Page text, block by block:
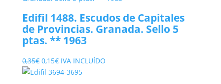
Edifil 1488. Escudos de Capitales
de Provincias. Granada. Sello 5
ptas. ** 1963
0,35€ El
precio
0,15€El
precio
IVA INCLUÍDO